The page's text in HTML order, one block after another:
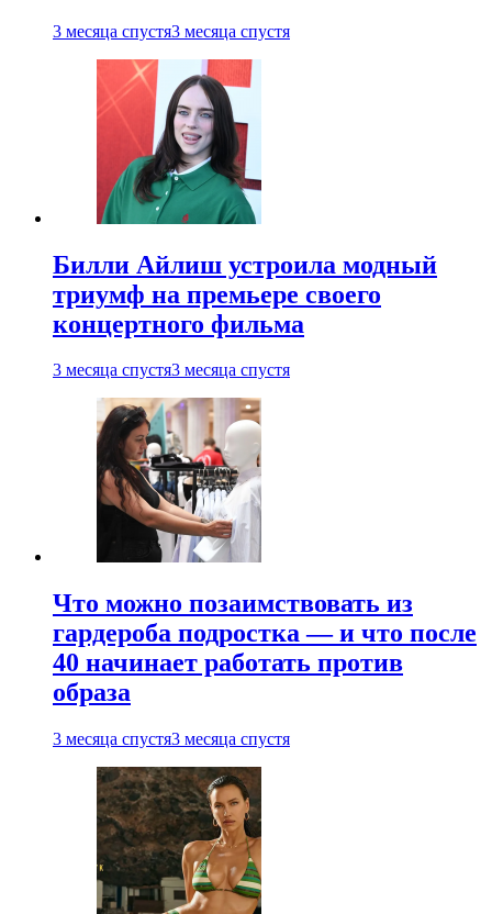
3 месяца спустя3 месяца спустя
Билли Айлиш устроила модный
триумф на премьере своего
концертного фильма
3 месяца спустя3 месяца спустя
Что можно позаимствовать из
гардероба подростка — и что после
40 начинает работать против
образа
3 месяца спустя3 месяца спустя